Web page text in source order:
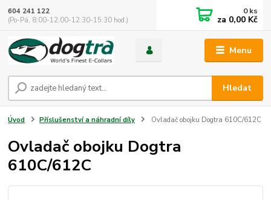
Menu
Hledat
604 241 122
(Po-Pá, 8:00-12:00-12:30-15:30 hod.)
0ks
za 0,00 Kč
Úvod Příslušenství a náhradní díly Ovladač obojku Dogtra 610C/612C
Ovladač obojku Dogtra
610C/612C